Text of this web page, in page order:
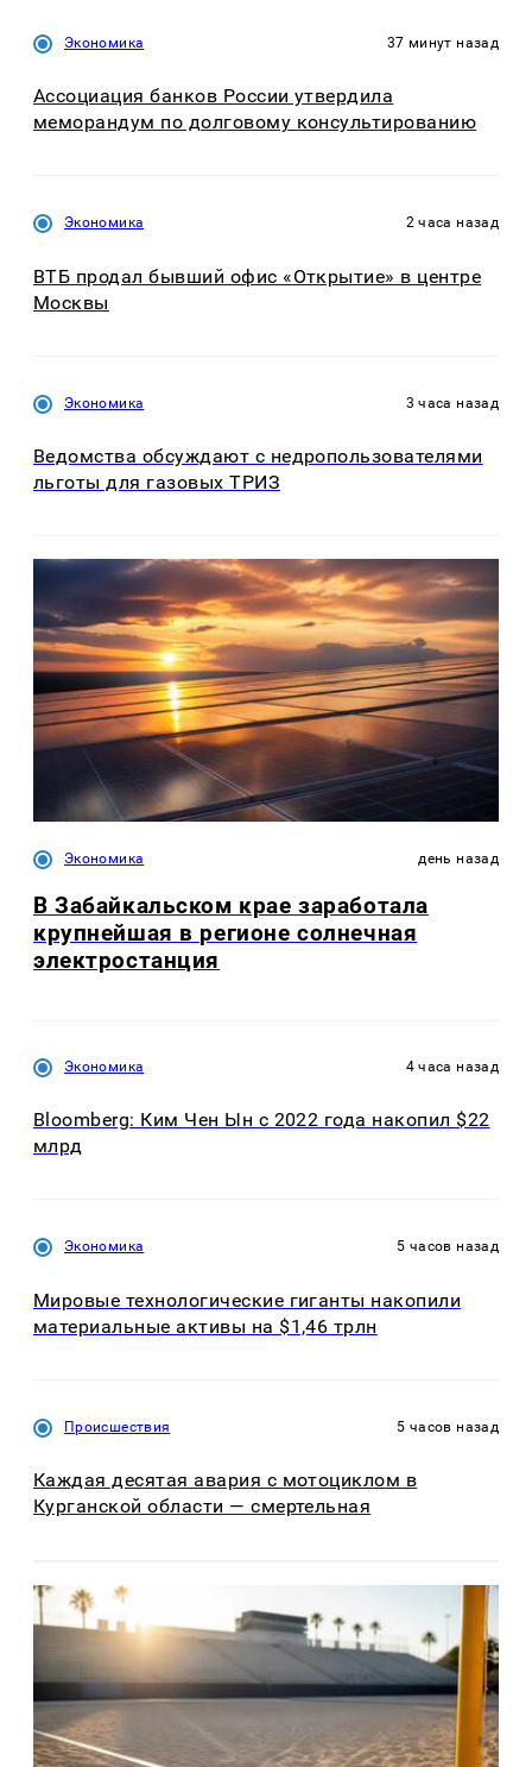
Экономика 37 минут назад
Ассоциация банков России утвердила
меморандум по долговому консультированию
Экономика 2 часа назад
ВТБ продал бывший офис «Открытие» в центре
Москвы
Экономика 3 часа назад
Ведомства обсуждают с недропользователями
льготы для газовых ТРИЗ
Экономика день назад
В Забайкальском крае заработала
крупнейшая в регионе солнечная
электростанция
Экономика 4 часа назад
Bloomberg: Ким Чен Ын с 2022 года накопил $22
млрд
Экономика 5 часов назад
Мировые технологические гиганты накопили
материальные активы на $1,46 трлн
Происшествия 5 часов назад
Каждая десятая авария с мотоциклом в
Курганской области — смертельная